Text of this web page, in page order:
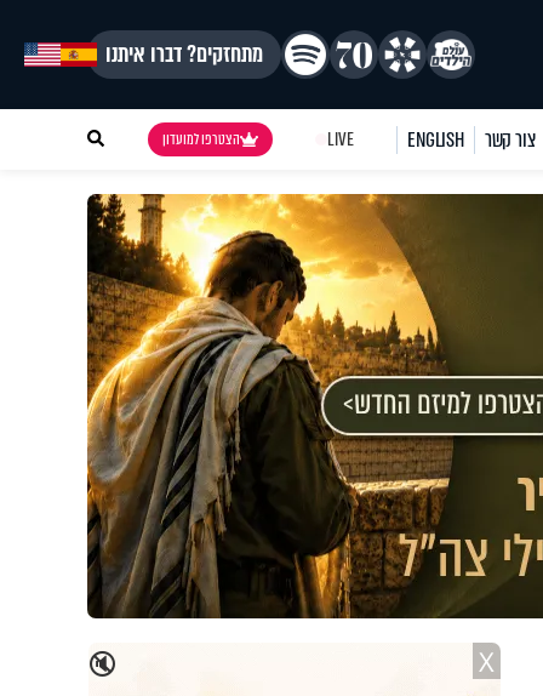
מתחזקים? דברו איתנו
צור קשר ENGLISH
LIVE הצטרפו למועדון
🔇 X